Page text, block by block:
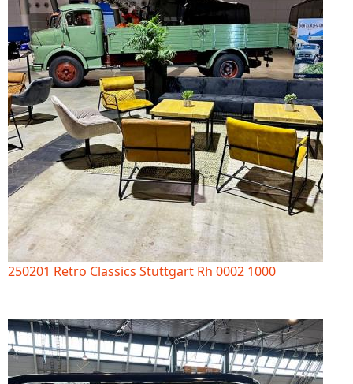
250201 Retro Classics Stuttgart Rh 0002 1000